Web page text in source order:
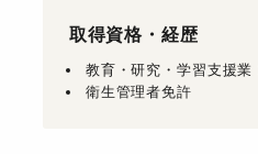
取得資格・経歴
教育・研究・学習支援
衛生管理者免許